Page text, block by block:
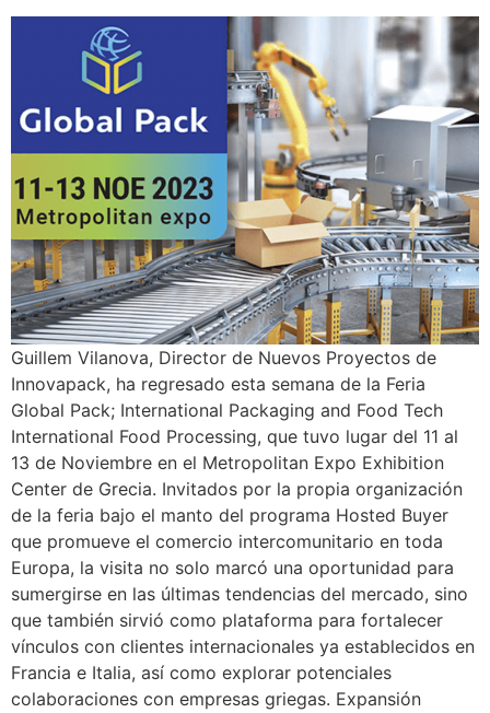
Guillem Vilanova, Director de Nuevos Proyectos de
Innovapack, ha regresado esta semana de la Feria
Global Pack; International Packaging and Food Tech
International Food Processing, que tuvo lugar del 11 al
13 de Noviembre en el Metropolitan Expo Exhibition
Center de Grecia. Invitados por la propia organización
de la feria bajo el manto del programa Hosted Buyer
que promueve el comercio intercomunitario en toda
Europa, la visita no solo marcó una oportunidad para
sumergirse en las últimas tendencias del mercado, sino
que también sirvió como plataforma para fortalecer
vínculos con clientes internacionales ya establecidos en
Francia e Italia, así como explorar potenciales
colaboraciones con empresas griegas. Expansión